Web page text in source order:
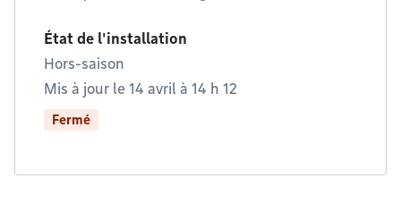
État de l'installation
Hors-saison
Mis à jour le 14 avril à 14 h 12
Fermé